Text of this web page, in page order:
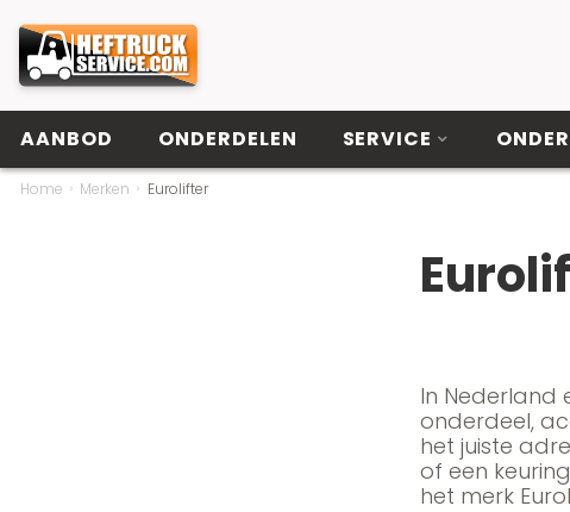
AANBOD ONDERDELEN SERVICE
Home Merken Eurolifter
In Nederland
onderdeel,
het juiste
of een
het merk